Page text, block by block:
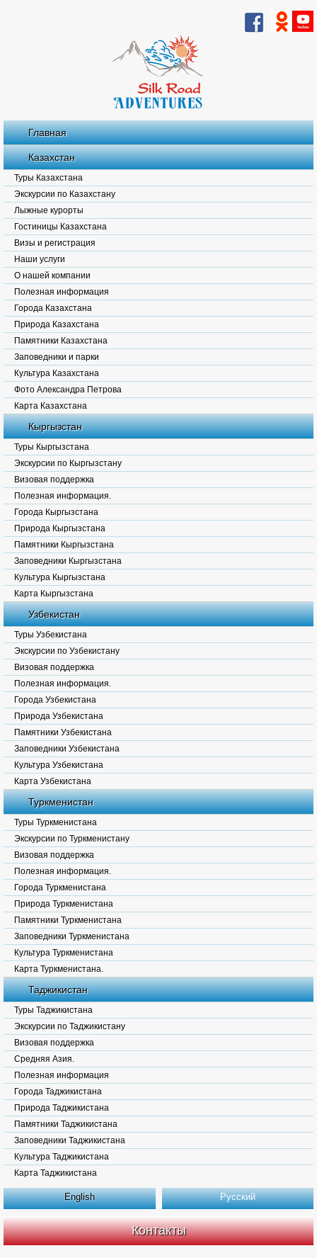
Главная
Казахстан
Туры Казахстана
Экскурсии по Казахстану
Лыжные курорты
Гостиницы Казахстана
Визы и регистрация
Наши услуги
О нашей компании
Полезная информация
Города Казахстана
Природа Казахстана
Памятники Казахстана
Заповедники и парки
Культура Казахстана
Фото Александра Петрова
Карта Казахстана
Кыргызстан
Туры Кыргызстана
Экскурсии по Кыргызстану
Визовая поддержка
Полезная информация.
Города Кыргызстана
Природа Кыргызстана
Памятники Кыргызстана
Заповедники Кыргызстана
Культура Кыргызстана
Карта Кыргызстана
Узбекистан
Туры Узбекистана
Экскурсии по Узбекистану
Визовая поддержка
Полезная информация.
Города Узбекистана
Природа Узбекистана
Памятники Узбекистана
Заповедники Узбекистана
Культура Узбекистана
Карта Узбекистана
Туркменистан
Туры Туркменистана
Экскурсии по Туркменистану
Визовая поддержка
Полезная информация.
Города Туркменистана
Природа Туркменистана
Памятники Туркменистана
Заповедники Туркменистана
Культура Туркменистана
Карта Туркменистана.
Таджикистан
Туры Таджикистана
Экскурсии по Таджикистану
Визовая поддержка
Средняя Азия.
Полезная информация
Города Таджикистана
Природа Таджикистана
Памятники Таджикистана
Заповедники Таджикистана
Культура Таджикистана
Карта Таджикистана
English Русский
Контакты